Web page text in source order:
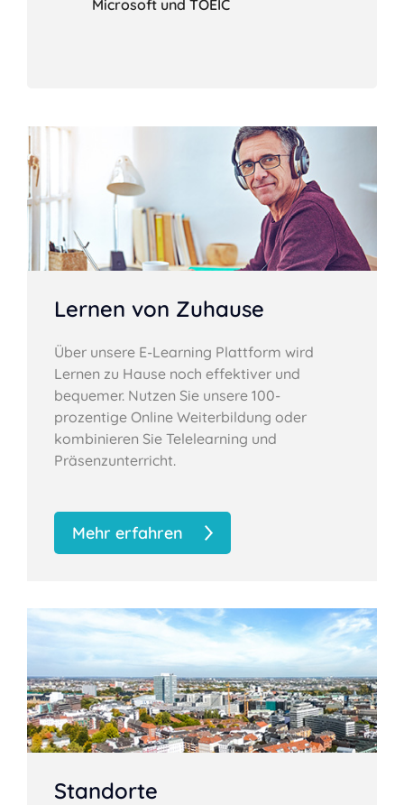
Microsoft und TOEIC
Lernen von Zuhause
Über unsere E-Learning Plattform wird
Lernen zu Hause noch effektiver und
bequemer. Nutzen Sie unsere 100-
prozentige Online Weiterbildung oder
kombinieren Sie Telelearning und
Präsenzunterricht.
Mehr erfahren
Standorte